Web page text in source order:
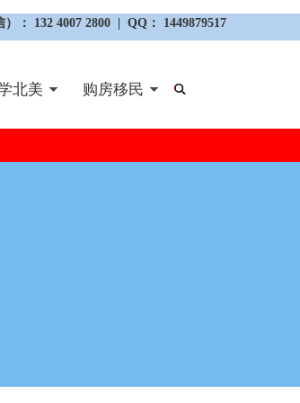
： 132 4007 2800 | QQ： 1449879517
北美 购房移民